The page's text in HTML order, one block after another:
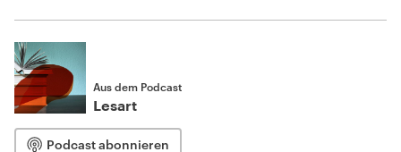
Aus dem Podcast
Lesart
Podcast abonnieren